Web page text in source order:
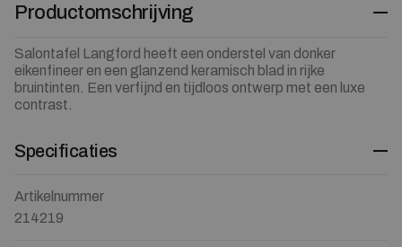
Productomschrijving
Salontafel Langford heeft een onderstel van donker
eikenfineer en een glanzend keramisch blad in rijke
bruintinten. Een verfijnd en tijdloos ontwerp met een luxe
contrast.
Specificaties
Artikelnummer
214219